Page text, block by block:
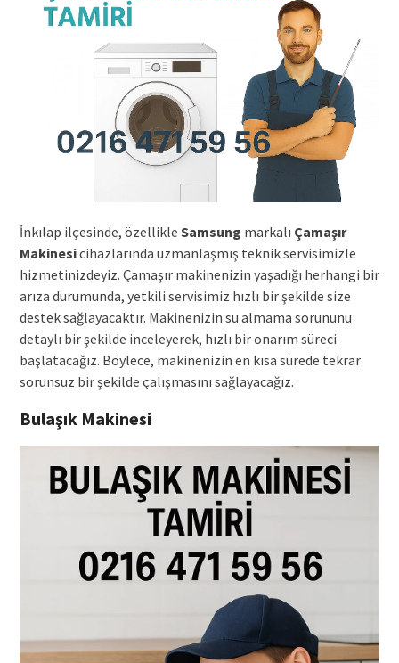
İnkılap ilçesinde, özellikle Samsung markalı Çamaşır
Makinesicihazlarında uzmanlaşmış teknik servisimizle
hizmetinizdeyiz. Çamaşır makinenizin yaşadığı herhangi bir
arıza durumunda, yetkili servisimiz hızlı bir şekilde size
destek sağlayacaktır. Makinenizin su almama sorununu
detaylı bir şekilde inceleyerek, hızlı bir onarım süreci
başlatacağız. Böylece, makinenizin en kısa sürede tekrar
sorunsuz bir şekilde çalışmasını sağlayacağız.
Bulaşık Makinesi